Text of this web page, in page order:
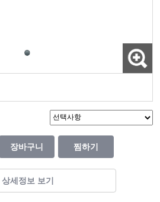
장바구니 찜하기
상세정보 보기